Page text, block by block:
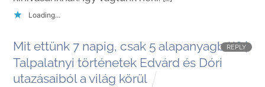
Loading...
Mit ettünk 7 napig, csak 5 alapanyagból? |
Talpalatnyi történetek Edvárd és Dóri
utazásaiból a világ körül
REPLY